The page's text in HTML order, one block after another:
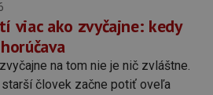
viac ako zvyčajne: kedy
na tom nie je nič zvláštne.
starší človek začne potiť oveľa